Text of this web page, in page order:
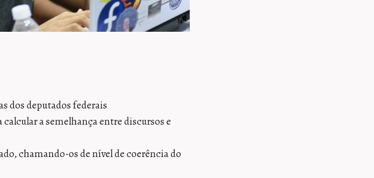
dos deputados federais
a semelhança entre discursos e
chamando-os de nível de coerência do